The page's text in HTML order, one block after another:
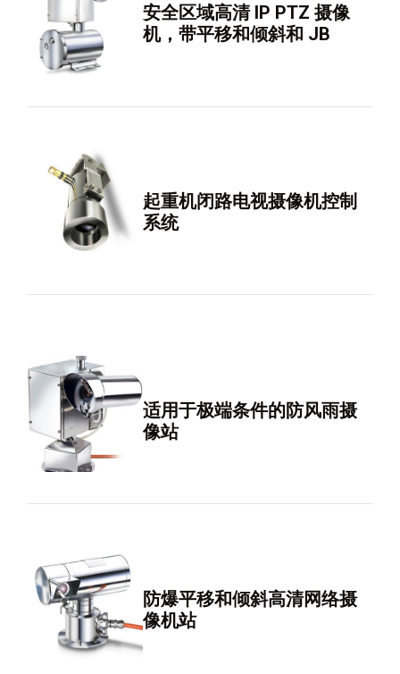
安全区域高清 IP PTZ 摄像
机，带平移和倾斜和 JB
起重机闭路电视摄像机控制
系统
适用于极端条件的防风雨摄
像站
防爆平移和倾斜高清网络摄
像机站